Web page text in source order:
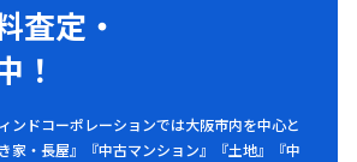
査定・
！
ンドコーポレーションでは大阪市内を中心と
家・長屋』『中古マンション』『土地』『中